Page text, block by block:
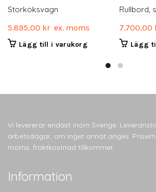
Storköksvagn
5.895,00 kr ex. moms
Lägg till i varukorg
Rullbord,
7.700,00
Lägg
Vi levererar endast inom Sverige.
arbetsdagar, om inget annat anges.
moms, fraktkostnad tillkommer.
Information